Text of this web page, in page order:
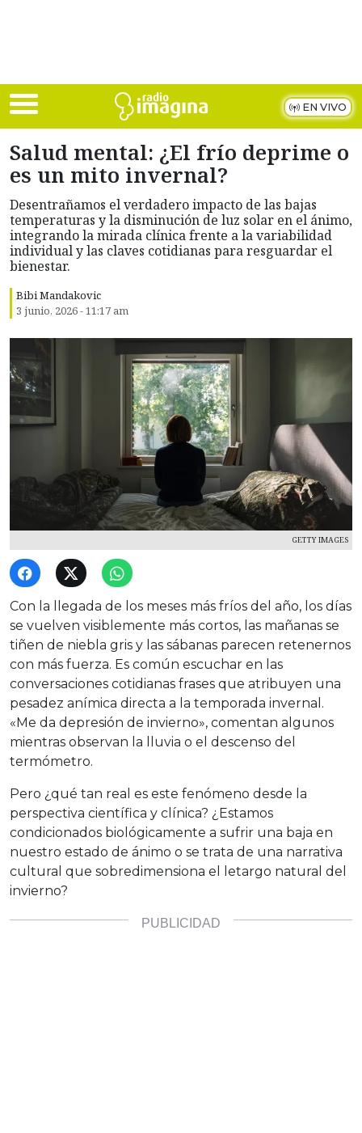
EN VIVO
Salud mental: ¿El frío deprime o
es un mito invernal?
Desentrañamos el verdadero impacto de las bajas
temperaturas y la disminución de luz solar en el ánimo,
integrando la mirada clínica frente a la variabilidad
individual y las claves cotidianas para resguardar el
bienestar.
Bibi Mandakovic
3 junio, 2026 - 11:17 am
GETTY IMAGES
Con la llegada de los meses más fríos del año, los días
se vuelven visiblemente más cortos, las mañanas se
tiñen de niebla gris y las sábanas parecen retenernos
con más fuerza. Es común escuchar en las
conversaciones cotidianas frases que atribuyen una
pesadez anímica directa a la temporada invernal.
«Me da depresión de invierno», comentan algunos
mientras observan la lluvia o el descenso del
termómetro.
Pero ¿qué tan real es este fenómeno desde la
perspectiva científica y clínica? ¿Estamos
condicionados biológicamente a sufrir una baja en
nuestro estado de ánimo o se trata de una narrativa
cultural que sobredimensiona el letargo natural del
invierno?